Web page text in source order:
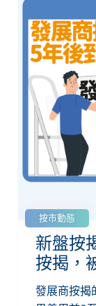
按市動態
新盤按
按揭，
升至10
發展商按揭